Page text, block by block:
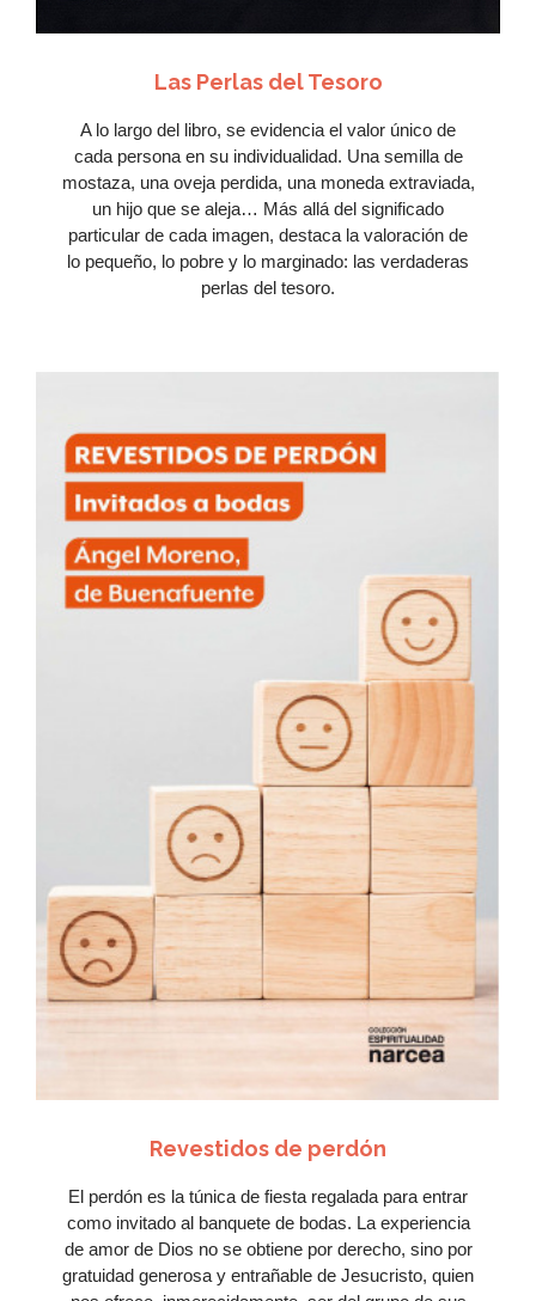
Las Perlas del Tesoro
A lo largo del libro, se evidencia el valor único de
cada persona en su individualidad. Una semilla de
mostaza, una oveja perdida, una moneda extraviada,
un hijo que se aleja… Más allá del significado
particular de cada imagen, destaca la valoración de
lo pequeño, lo pobre y lo marginado: las verdaderas
perlas del tesoro.
Revestidos de perdón
El perdón es la túnica de fiesta regalada para entrar
como invitado al banquete de bodas. La experiencia
de amor de Dios no se obtiene por derecho, sino por
gratuidad generosa y entrañable de Jesucristo, quien
Ver Más
encanta